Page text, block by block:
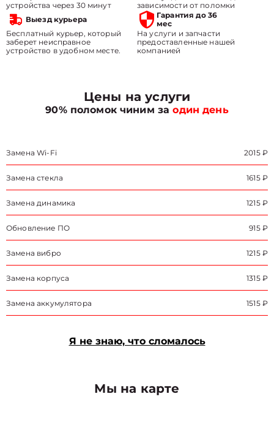
устройства через 30 минут
зависимости от поломки
Выезд курьера
Бесплатный курьер, который
заберет неисправное
устройство в удобном месте.
Гарантия до 36
мес
На услуги и запчасти
предоставленные нашей
компанией
Цены на услуги
90% поломок чиним заодин день
Замена Wi-Fi 2015 ₽
Замена стекла 1615 ₽
Замена динамика 1215 ₽
Обновление ПО 915 ₽
Замена вибро 1215 ₽
Замена корпуса 1315 ₽
Замена аккумулятора 1515 ₽
Я не знаю, что сломалось
Мы на карте